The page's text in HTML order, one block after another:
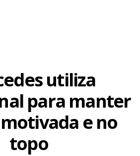
utiliza
para manter
e no
topo